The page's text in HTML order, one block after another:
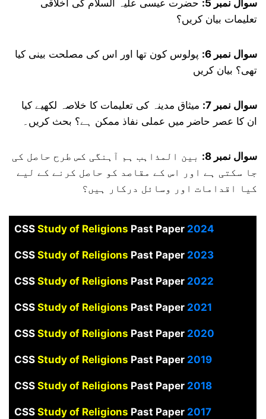
سوال نمبر 5:
حضرت عیسی علیہ السلام کی اخلاقی
تعلیمات بیان کریں؟
سوال نمبر 6:
پولوس کون تھا اور اس کی مصلحت بینی کیا
تھی؟ بیان کریں
سوال نمبر 7:
میثاق مدینہ کی تعلیمات کا خلاصہ لکھیے کیا
ان کا عصر حاضر میں عملی نفاذ ممکن ہے؟ بحث کریں۔
سوال نمبر 8:
بین المذاہب ہم آہنگی کس طرح حاصل کی
جا سکتی ہے اور اس کے مقاصد کو حاصل کرنے کے لیے
کیا اقدامات اور وسائل درکار ہیں؟
CSS Study of Religions Past Paper2024
CSSStudy of Religions Past Paper2023
CSSStudy of Religions Past Paper2022
CSS Study of Religions Past Paper2021
CSSStudy of Religions Past Paper2020
CSS Study of Religions Past Paper2019
CSS Study of Religions Past Paper2018
CSS Study of Religions Past Paper 2017